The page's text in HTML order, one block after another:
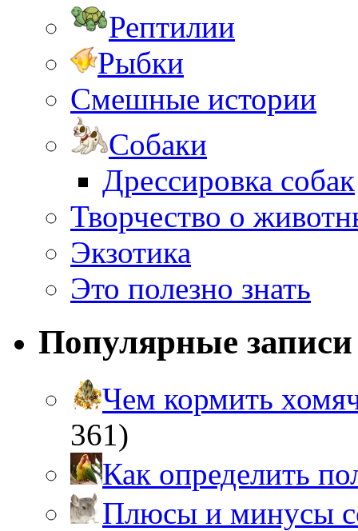
Рептилии
Рыбки
Смешные истории
Собаки
Дрессировка собак
Творчество о
Экзотика
Это полезно знать
Популярные записи
Чем кормить
361)
Как определить
Плюсы и минусы